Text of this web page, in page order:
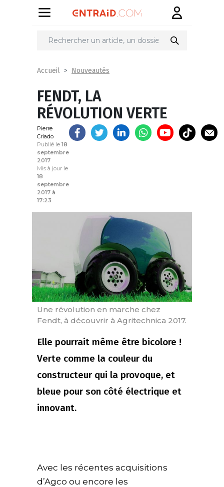
Partager
Accueil Nouveautés
FENDT, LA
RÉVOLUTION VERTE
Pierre
Criado
Publié le 18
septembre
2017
Mis à jour le
18
septembre
2017 à
17:23
Une révolution en marche chez
Fendt, à découvrir à Agritechnica 2017.
Elle pourrait même être bicolore !
Verte comme la couleur du
constructeur qui la provoque, et
bleue pour son côté électrique et
innovant.
Avec les récentes acquisitions
d’Agco ou encore les